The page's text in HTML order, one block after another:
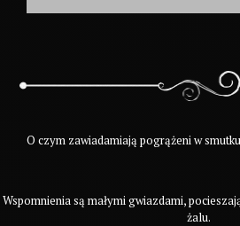
O czym zawiadamiają pogrążeni w
Wspomnienia są małymi gwiazdami,
żalu.